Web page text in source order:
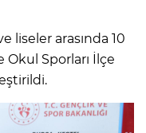
liseler arasında 10
Okul Sporları İlçe